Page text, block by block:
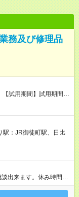
務及び修理品
与は本採用時と同じで
：JR御徒町駅、日比
出来ます。休み時間は
にのります。